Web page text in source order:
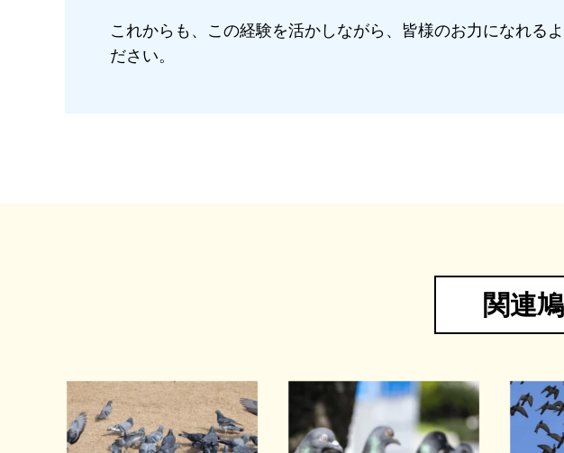
これからも、この経験を活かしながら、皆様のお力になれる
ださい。
関連